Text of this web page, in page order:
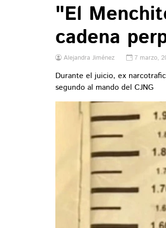
"El
cadena
Alejandra Jiménez 7 marzo,
Durante el juicio, ex
segundo al mando del CJNG